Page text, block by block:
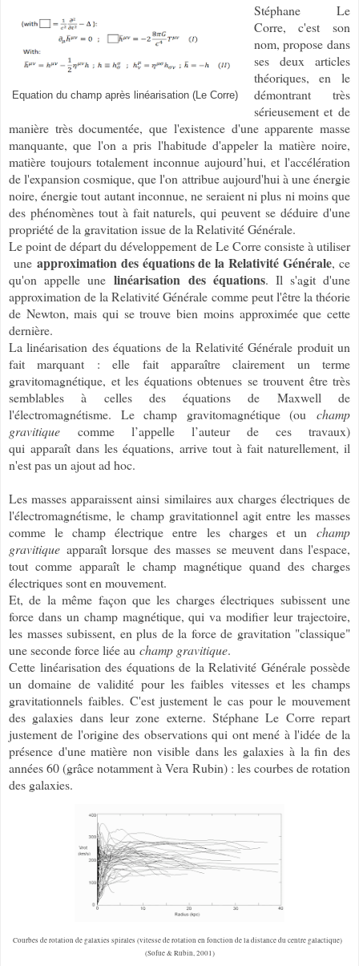
Equation du champ après linéarisation (Le Corre)
Stéphane Le
Corre, c'est son
nom, propose dans
ses deux articles
théoriques, en le
démontrant très
sérieusement et de
manière très documentée, que l'existence d'une apparente masse
manquante, que l'on a pris l'habitude d'appeler la matière noire,
matière toujours totalement inconnue aujourd’hui, et l'accélération
de l'expansion cosmique, que l'on attribue aujourd'hui à une énergie
noire, énergie tout autant inconnue, ne seraient ni plus ni moins que
des phénomènes tout à fait naturels, qui peuvent se déduire d'une
propriété de la gravitation issue de la Relativité Générale.
Le point de départ du développement de Le Corre consiste à utiliser
une approximation des équations de la Relativité Générale, ce
qu'on appelle unelinéarisation des équations. Il s'agit d'une
approximation de la Relativité Générale comme peut l'être la théorie
de Newton, mais qui se trouve bien moins approximée que cette
dernière.
La linéarisation des équations de la Relativité Générale produit un
fait marquant : elle fait apparaître clairement un terme
gravitomagnétique, et les équations obtenues se trouvent être très
semblables à celles des équations de Maxwell de
l'électromagnétisme. Le champ gravitomagnétique (ou champ
gravitique comme l’appelle l’auteur de ces travaux)
qui apparaît dans les équations, arrive tout à fait naturellement, il
n'est pas un ajout ad hoc.
Les masses apparaissent ainsi similaires aux charges électriques de
l'électromagnétisme, le champ gravitationnel agit entre les masses
comme le champ électrique entre les charges et un champ
gravitique apparaît lorsque des masses se meuvent dans l'espace,
tout comme apparaît le champ magnétique quand des charges
électriques sont en mouvement.
Et, de la même façon que les charges électriques subissent une
force dans un champ magnétique, qui va modifier leur trajectoire,
les masses subissent, en plus de la force de gravitation "classique"
une seconde force liée au champ gravitique.
Cette linéarisation des équations de la Relativité Générale possède
un domaine de validité pour les faibles vitesses et les champs
gravitationnels faibles. C'est justement le cas pour le mouvement
des galaxies dans leur zone externe. Stéphane Le Corre repart
justement de l'origine des observations qui ont mené à l'idée de la
présence d'une matière non visible dans les galaxies à la fin des
années 60 (grâce notamment à Vera Rubin) : les courbes de rotation
des galaxies.
Courbes de rotation de galaxies spirales (vitesse de rotation en fonction de la distance du centre galactique)
(Sofue & Rubin, 2001)